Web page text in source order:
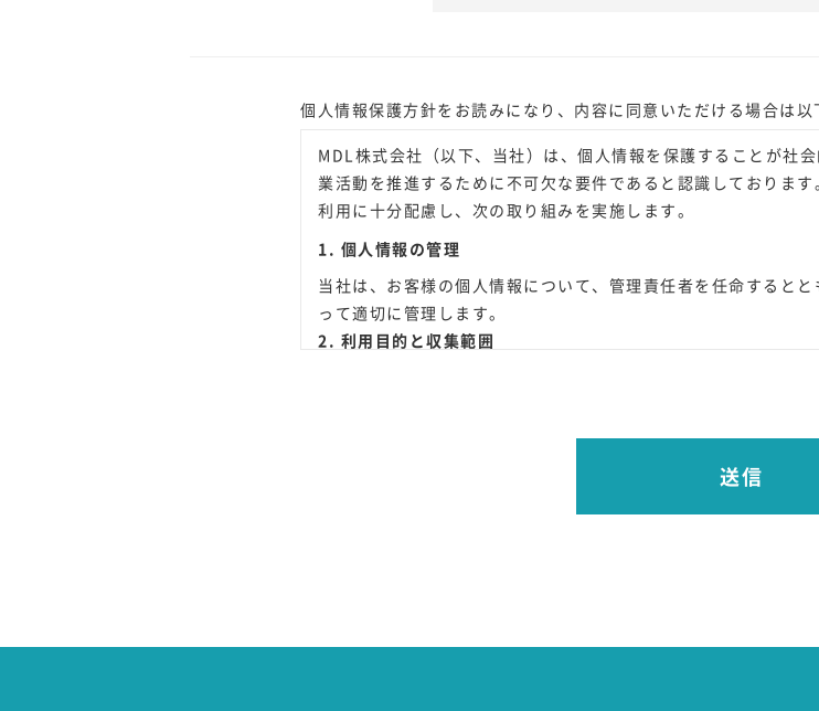
個人情報保護方針をお読みになり、内容に同意いただける場合は以
MDL株式会社（以下、当社）は、個人情報を保護することが社
業活動を推進するために不可欠な要件であると認識しておりま
利用に十分配慮し、次の取り組みを実施します。
1. 個人情報の管理
当社は、お客様の個人情報について、管理責任者を任命すると
って適切に管理します。
2. 利用目的と収集範囲
5. 業務委託先の監督